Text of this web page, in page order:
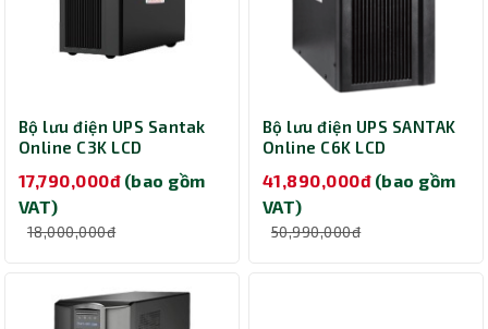
Bộ lưu điện UPS Santak
Online C3K LCD
17,790,000đ (bao gồm
VAT)
18,000,000đ
Bộ lưu điện UPS SANTAK
Online C6K LCD
41,890,000đ (bao gồm
VAT)
50,990,000đ